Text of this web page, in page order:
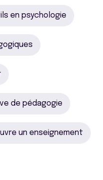
en psychologie
de pédagogie
un enseignement